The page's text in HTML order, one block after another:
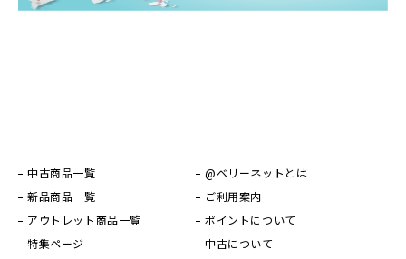
中古商品一覧
新品商品一覧
アウトレット商品一覧
特集ページ
@ベリーネットとは
ご利用案内
ポイントについて
中古について